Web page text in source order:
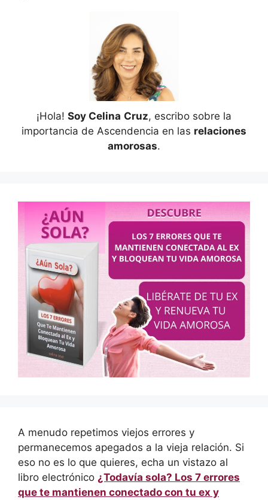
¡Hola! Soy Celina Cruz, escribo sobre la
importancia de Ascendencia en las relaciones
amorosas.
A menudo repetimos viejos errores y
permanecemos apegados a la vieja relación. Si
eso no es lo que quieres, echa un vistazo al
libro electrónico ¿Todavía sola? Los 7 errores
que te mantienen conectado con tu ex y